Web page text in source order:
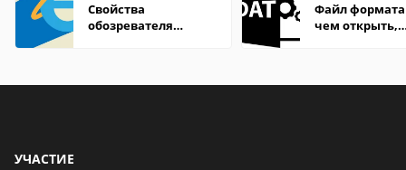
Свойства
обозревателя
Файл формата
чем открыть,
УЧАСТИЕ